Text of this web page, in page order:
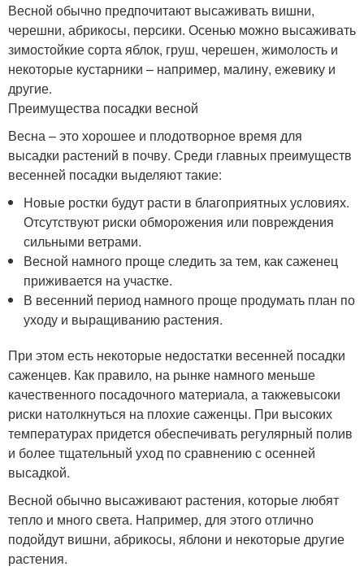
Весной обычно предпочитают высаживать вишни,
черешни, абрикосы, персики. Осенью можно высаживать
зимостойкие сорта яблок, груш, черешен, жимолость и
некоторые кустарники – например, малину, ежевику и
другие.
Преимущества посадки весной
Весна – это хорошее и плодотворное время для
высадки растений в почву. Среди главных преимуществ
весенней посадки выделяют такие:
Новые ростки будут расти в благоприятных условиях.
Отсутствуют риски обморожения или повреждения
сильными ветрами.
Весной намного проще следить за тем, как саженец
приживается на участке.
В весенний период намного проще продумать план по
уходу и выращиванию растения.
При этом есть некоторые недостатки весенней посадки
саженцев. Как правило, на рынке намного меньше
качественного посадочного материала, а такжевысоки
риски натолкнуться на плохие саженцы. При высоких
температурах придется обеспечивать регулярный полив
и более тщательный уход по сравнению с осенней
высадкой.
Весной обычно высаживают растения, которые любят
тепло и много света. Например, для этого отлично
подойдут вишни, абрикосы, яблони и некоторые другие
растения.